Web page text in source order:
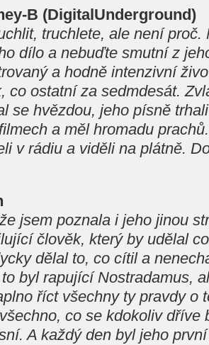
B (DigitalUnderground)
truchlete, ale není proč.
dílo a nebuďte smutní z
a hodně intenzivní
co ostatní za sedmdesát.
se hvězdou, jeho písně
a měl hromadu
v rádiu a viděli na plátně.
jsem poznala i jeho jinou
člověk, který by udělal
dělal to, co cítil a
byl rapující Nostradamus,
říct všechny ty pravdy o
co se kdokoliv dříve
A každý den byl jeho